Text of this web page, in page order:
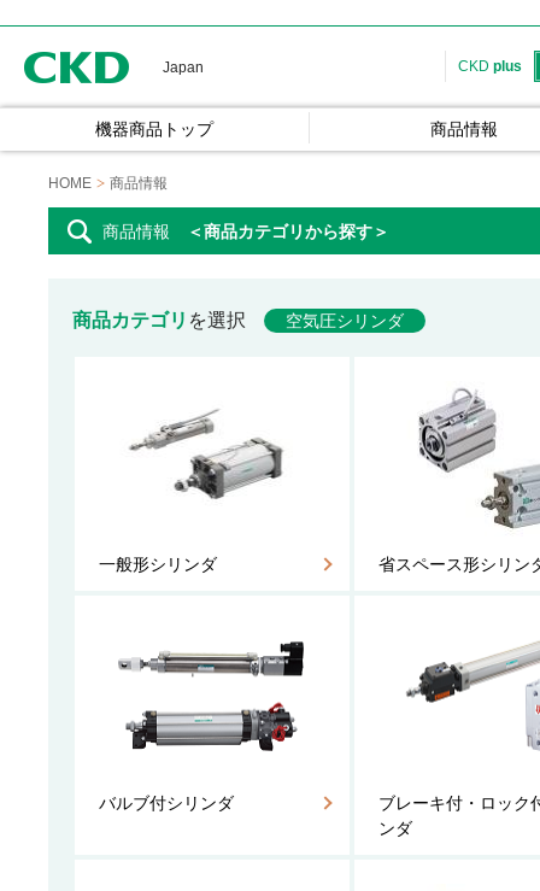
Japan CKD plus
機器商品トップ 商品情報
HOME 商品情報
商品情報 ＜商品カテゴリから探す＞
商品カテゴリ を選択 空気圧シリンダ
一般形シリンダ 省スペース形シリン
バルブ付シリンダ
ブレーキ付・ロック
ンダ